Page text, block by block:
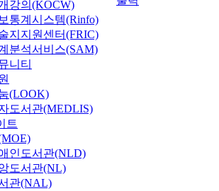
강의(KOCW)
통계시스템(Rinfo)
지지원센터(FRIC)
분석서비스(SAM)
니티
(LOOK)
도서관(MEDLIS)
트
인도서관(NLD)
도서관(NL)
관(NAL)